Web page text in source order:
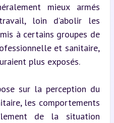
mieux armés
loin d’abolir les
à certains groupes de
et sanitaire,
plus exposés.
sur la perception du
les comportements
de la situation